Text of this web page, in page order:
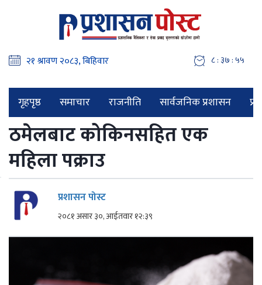
८ : ३७ : ५६
गृहपृष्ठ समाचार राजनीति सार्वजनिक प्रशासन
ठमेलबाट कोकिनसहित एक
महिला पक्राउ
प्रशासन पोस्ट
२०८१ असार ३०, आईतवार १२:३९